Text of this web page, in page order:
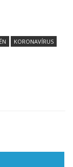
KORONAVÍRUS